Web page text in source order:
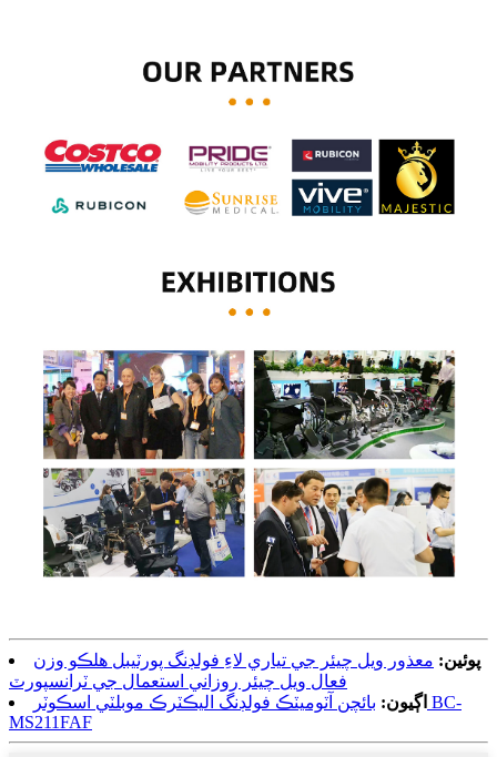
پوئين: معذور ويل چيئر جي تياري لاءِ فولڊنگ پورٽيبل هلڪو وزن
فعال ويل چيئر روزاني استعمال جي ٽرانسپورٽ
اڳيون: بائچن آٽوميٽڪ فولڊنگ اليڪٽرڪ موبلٽي اسڪوٽر BC-
MS211FAF